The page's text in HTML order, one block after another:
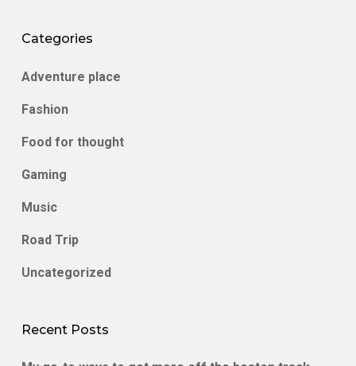
Categories
Adventure place
Fashion
Food for thought
Gaming
Music
Road Trip
Uncategorized
Recent Posts